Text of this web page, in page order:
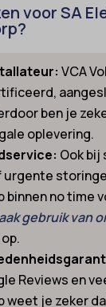
voor SA
VCA
ben je
oplevering.
Ook
binnen no time
gebruik van
Reviews en
weet je zeker